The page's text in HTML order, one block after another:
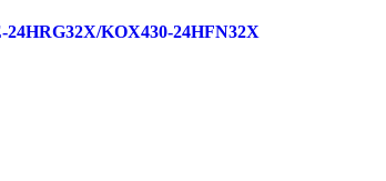
KOX430-24HFN32X